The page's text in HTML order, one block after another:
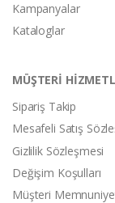
Kampanyalar
Kataloglar
MÜŞTERİ
Sipariş Takip
Mesafeli Satış
Gizlilik Sözleşmesi
Değişim Koşulları
Müşteri